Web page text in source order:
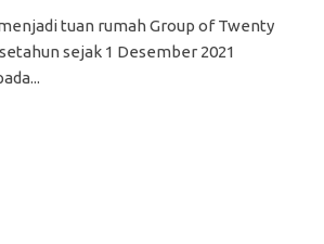
tuan rumah Group of Twenty
sejak 1 Desember 2021